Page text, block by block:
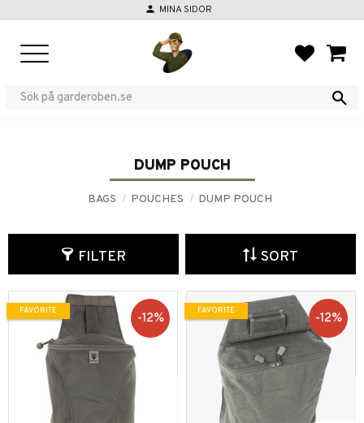
person MINA SIDOR
DUMP POUCH
BAGS POUCHES DUMP POUCH
FILTER SORT
12%
FAVORITE 12%
FAVORITE